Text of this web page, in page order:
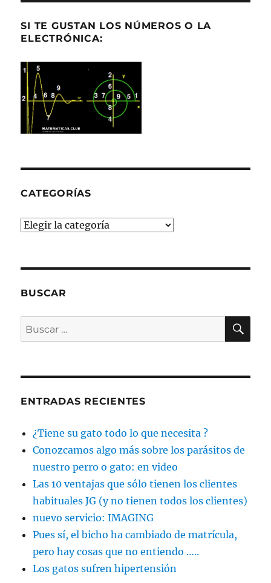
SI TE GUSTAN LOS NÚMEROS O LA
ELECTRÓNICA:
CATEGORÍAS
Categorías
BUSCAR
Buscar
por:
ENTRADAS RECIENTES
¿Tiene su gato todo lo que necesita ?
Conozcamos algo más sobre los parásitos de
nuestro perro o gato: en video
Las 10 ventajas que sólo tienen los clientes
habituales JG (y no tienen todos los clientes)
nuevo servicio: IMAGING
Pues sí, el bicho ha cambiado de matrícula,
pero hay cosas que no entiendo …..
Los gatos sufren hipertensión